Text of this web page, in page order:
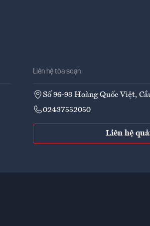
Liên hệ tòa soạn
Số 96-98 Hoàng Quốc Việt,
02437552050
Liên hệ